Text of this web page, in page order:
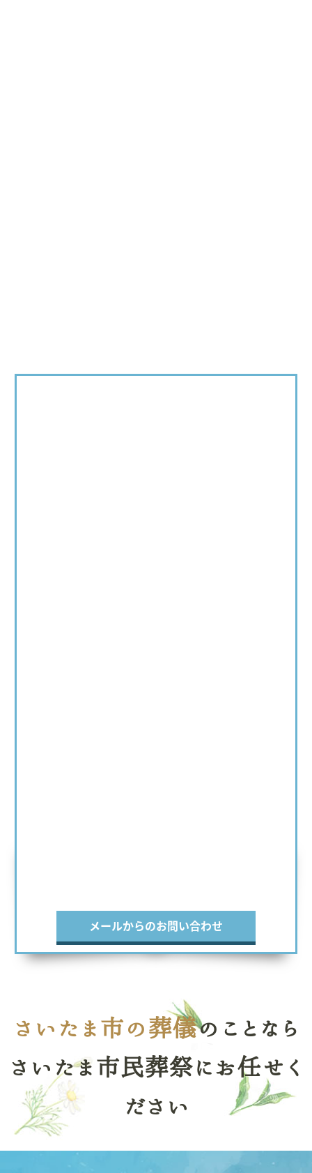
メールからのお問い合わせ
さいたま市の葬儀のことなら
さいたま市民葬祭にお任せく
ださい